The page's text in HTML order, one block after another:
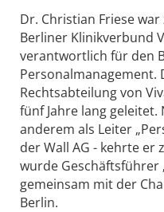
Dr. Christian Friese
Berliner Klinikverbund
verantwortlich für den
Personalmanagement.
Rechtsabteilung von
fünf Jahre lang
anderem als Leiter
der Wall AG - kehrte er
wurde Geschäftsführer
gemeinsam mit der
Berlin.